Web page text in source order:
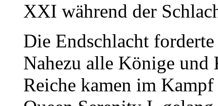
XXI während der
Die Endschlacht
Nahezu alle Könige
Reiche kamen im